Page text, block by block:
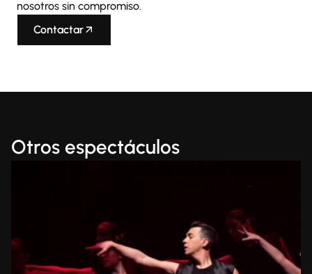
nosotros sin compromiso.
Contactar
Otros espectáculos